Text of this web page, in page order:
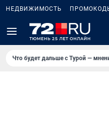
НЕДВИЖИМОСТЬ
Что будет дальше с Турой —